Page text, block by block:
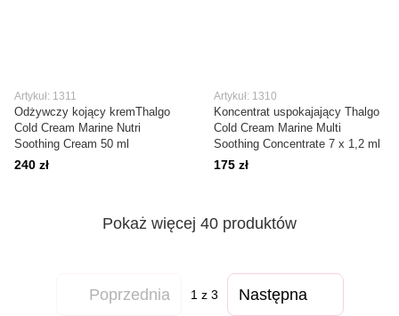
Artykuł: 1311
Odżywczy kojący kremThalgo
Cold Cream Marine Nutri
Soothing Cream 50 ml
240 zł
Artykuł: 1310
Koncentrat uspokajający Thalgo
Cold Cream Marine Multi
Soothing Concentrate 7 x 1,2 ml
175 zł
Pokaż więcej 40 produktów
Poprzednia 1 z 3 Następna